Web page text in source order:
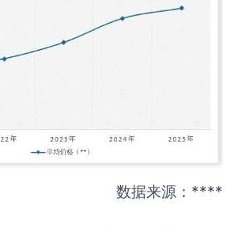
数据来源：****